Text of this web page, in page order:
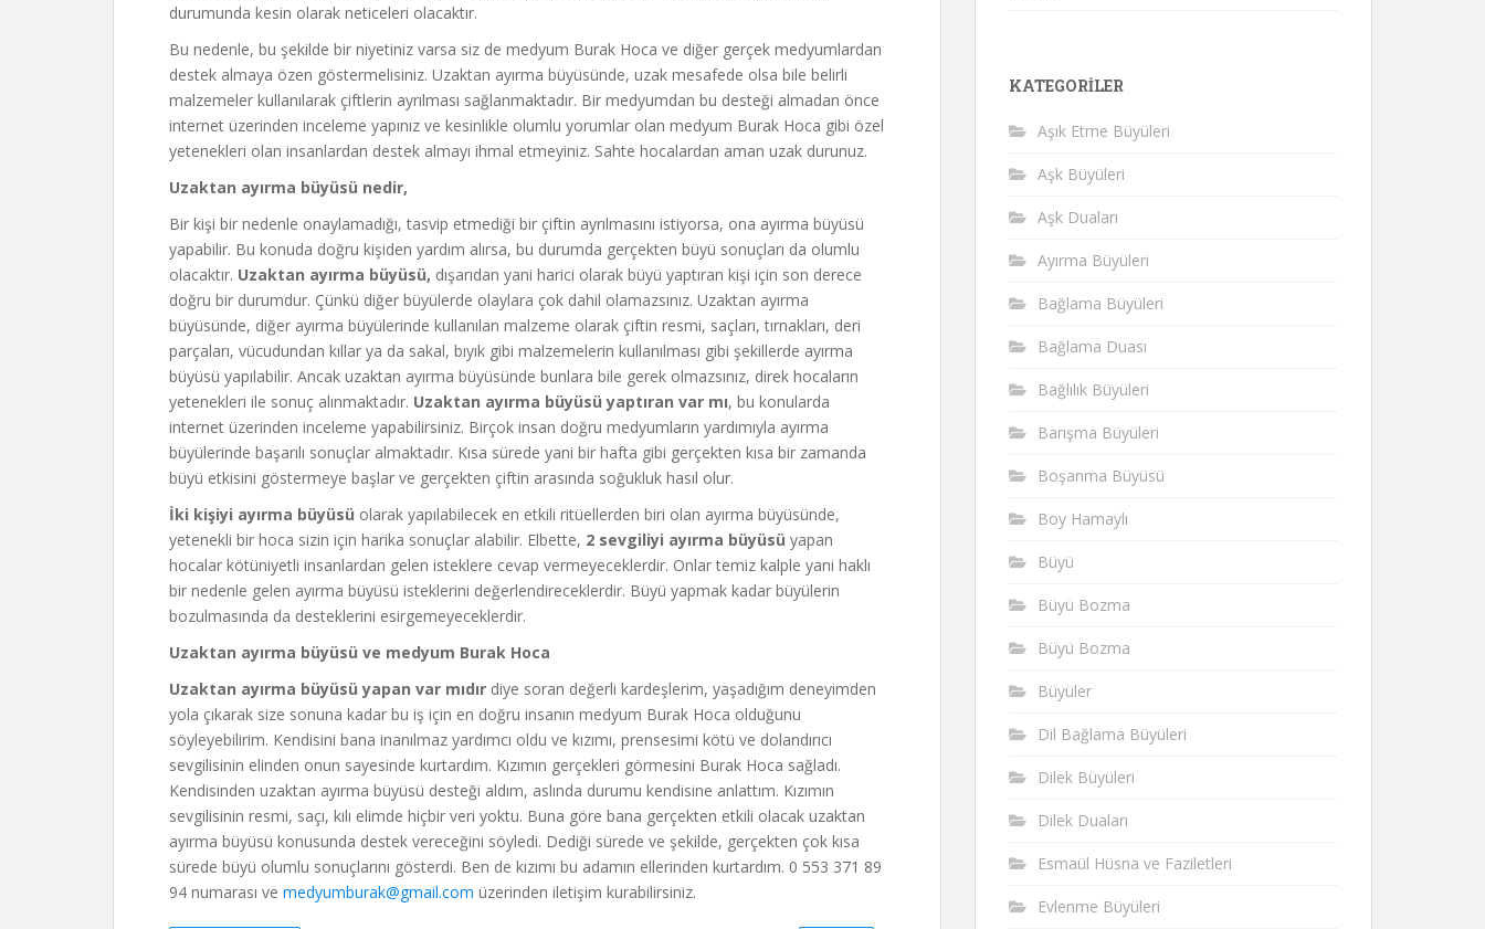
durumunda kesin olarak neticeleri olacaktır.
Bu nedenle, bu şekilde bir niyetiniz varsa siz de medyum Burak Hoca ve diğer gerçek medyumlardan
destek almaya özen göstermelisiniz. Uzaktan ayırma büyüsünde, uzak mesafede olsa bile belirli
malzemeler kullanılarak çiftlerin ayrılması sağlanmaktadır. Bir medyumdan bu desteği almadan önce
internet üzerinden inceleme yapınız ve kesinlikle olumlu yorumlar olan medyum Burak Hoca gibi özel
yetenekleri olan insanlardan destek almayı ihmal etmeyiniz. Sahte hocalardan aman uzak durunuz.
Uzaktan ayırma büyüsü nedir,
Bir kişi bir nedenle onaylamadığı, tasvip etmediği bir çiftin ayrılmasını istiyorsa, ona ayırma büyüsü
yapabilir. Bu konuda doğru kişiden yardım alırsa, bu durumda gerçekten büyü sonuçları da olumlu
olacaktır. Uzaktan ayırma büyüsü, dışarıdan yani harici olarak büyü yaptıran kişi için son derece
doğru bir durumdur. Çünkü diğer büyülerde olaylara çok dahil olamazsınız. Uzaktan ayırma
büyüsünde, diğer ayırma büyülerinde kullanılan malzeme olarak çiftin resmi, saçları, tırnakları, deri
parçaları, vücudundan kıllar ya da sakal, bıyık gibi malzemelerin kullanılması gibi şekillerde ayırma
büyüsü yapılabilir. Ancak uzaktan ayırma büyüsünde bunlara bile gerek olmazsınız, direk hocaların
yetenekleri ile sonuç alınmaktadır. Uzaktan ayırma büyüsü yaptıran var mı, bu konularda
internet üzerinden inceleme yapabilirsiniz. Birçok insan doğru medyumların yardımıyla ayırma
büyülerinde başarılı sonuçlar almaktadır. Kısa sürede yani bir hafta gibi gerçekten kısa bir zamanda
büyü etkisini göstermeye başlar ve gerçekten çiftin arasında soğukluk hasıl olur.
İki kişiyi ayırma büyüsü olarak yapılabilecek en etkili ritüellerden biri olan ayırma büyüsünde,
yetenekli bir hoca sizin için harika sonuçlar alabilir. Elbette, 2 sevgiliyi ayırma büyüsü yapan
hocalar kötüniyetli insanlardan gelen isteklere cevap vermeyeceklerdir. Onlar temiz kalple yani haklı
bir nedenle gelen ayırma büyüsü isteklerini değerlendireceklerdir. Büyü yapmak kadar büyülerin
bozulmasında da desteklerini esirgemeyeceklerdir.
Uzaktan ayırma büyüsü ve medyum Burak Hoca
Uzaktan ayırma büyüsü yapan var mıdır diye soran değerli kardeşlerim, yaşadığım deneyimden
yola çıkarak size sonuna kadar bu iş için en doğru insanın medyum Burak Hoca olduğunu
söyleyebilirim. Kendisini bana inanılmaz yardımcı oldu ve kızımı, prensesimi kötü ve dolandırıcı
sevgilisinin elinden onun sayesinde kurtardım. Kızımın gerçekleri görmesini Burak Hoca sağladı.
Kendisinden uzaktan ayırma büyüsü desteği aldım, aslında durumu kendisine anlattım. Kızımın
sevgilisinin resmi, saçı, kılı elimde hiçbir veri yoktu. Buna göre bana gerçekten etkili olacak uzaktan
ayırma büyüsü konusunda destek vereceğini söyledi. Dediği sürede ve şekilde, gerçekten çok kısa
sürede büyü olumlu sonuçlarını gösterdi. Ben de kızımı bu adamın ellerinden kurtardım. 0 553 371 89
94 numarası ve medyumburak@gmail.com üzerinden iletişim kurabilirsiniz.
KATEGORILER
Aşık Etme Büyüleri
Aşk Büyüleri
Aşk Duaları
Ayırma Büyüleri
Bağlama Büyüleri
Bağlama Duası
Bağlılık Büyüleri
Barışma Büyüleri
Boşanma Büyüsü
Boy Hamaylı
Büyü
Büyü Bozma
Büyü Bozma
Büyüler
Dil Bağlama Büyüleri
Dilek Büyüleri
Dilek Duaları
Esmaül Hüsna ve Faziletleri
Evlenme Büyüleri